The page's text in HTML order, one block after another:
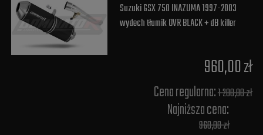
Suzuki GSX 750 INAZUMA 1997-2003
wydech tłumik OVR BLACK + dB killer
960,00 zł
Cena regularna:1 200,00 zł
Najniższa cena:
960,00 zł